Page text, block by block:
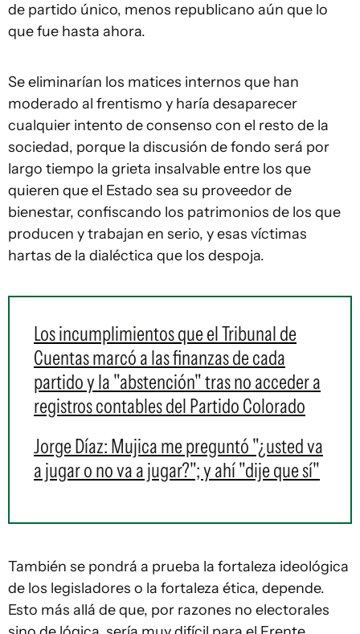
de partido único, menos republicano aún que lo
que fue hasta ahora.
Se eliminarían los matices internos que han
moderado al frentismo y haría desaparecer
cualquier intento de consenso con el resto de la
sociedad, porque la discusión de fondo será por
largo tiempo la grieta insalvable entre los que
quieren que el Estado sea su proveedor de
bienestar, confiscando los patrimonios de los que
producen y trabajan en serio, y esas víctimas
hartas de la dialéctica que los despoja.
Los incumplimientos que el Tribunal de
Cuentas marcó a las finanzas de cada
partido y la "abstención" tras no acceder a
registros contables del Partido Colorado
Jorge Díaz: Mujica me preguntó "¿usted va
a jugar o no va a jugar?"; y ahí "dije que sí"
También se pondrá a prueba la fortaleza ideológica
de los legisladores o la fortaleza ética, depende.
Esto más allá de que, por razones no electorales